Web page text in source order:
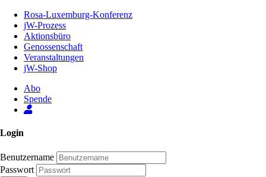
Inhalt
Seite
Rosa-Luxemburg-Konferenz
jW-Prozess
Aktionsbüro
Genossenschaft
Veranstaltungen
jW-Shop
Abo
Spende
Login
Benutzername
Passwort